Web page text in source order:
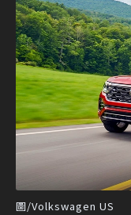
圖/Volkswagen US